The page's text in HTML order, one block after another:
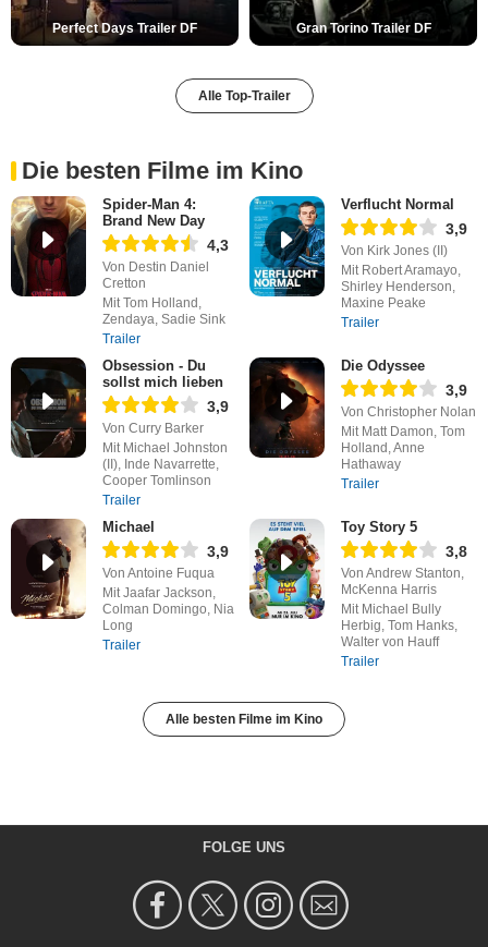
Perfect Days Trailer DF Gran Torino Trailer DF
Alle Top-Trailer
Die besten Filme im Kino
Spider-Man 4:
Brand New Day
4,3
Von Destin Daniel
Cretton
Mit Tom Holland,
Zendaya, Sadie Sink
Trailer
Verflucht Normal
3,9
Von Kirk Jones (II)
Mit Robert Aramayo,
Shirley Henderson,
Maxine Peake
Trailer
Obsession - Du
sollst mich lieben
3,9
Von Curry Barker
Mit Michael Johnston
(II), Inde Navarrette,
Cooper Tomlinson
Trailer
Die Odyssee
3,9
Von Christopher Nolan
Mit Matt Damon, Tom
Holland, Anne
Hathaway
Trailer
Michael
3,9
Von Antoine Fuqua
Mit Jaafar Jackson,
Colman Domingo, Nia
Long
Trailer
Toy Story 5
3,8
Von Andrew Stanton,
McKenna Harris
Mit Michael Bully
Herbig, Tom Hanks,
Walter von Hauff
Trailer
Alle besten Filme im Kino
FOLGE UNS